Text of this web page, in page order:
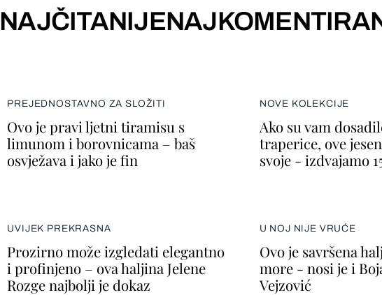
NAJČITANIJE
PREJEDNOSTAVNO ZA SLOŽITI
Ovo je pravi ljetni tiramisu s
limunom i borovnicama – baš
osvježava i jako je fin
NOVE KOLEKCIJE
Ako su vam
traperice, ove
svoje - izdvajamo
UVIJEK PREKRASNA
Prozirno može izgledati elegantno
i profinjeno – ova haljina Jelene
Rozge najbolji je dokaz
U NOJ NIJE VRUĆE
Ovo je savršena
more - nosi je i
Vejzović